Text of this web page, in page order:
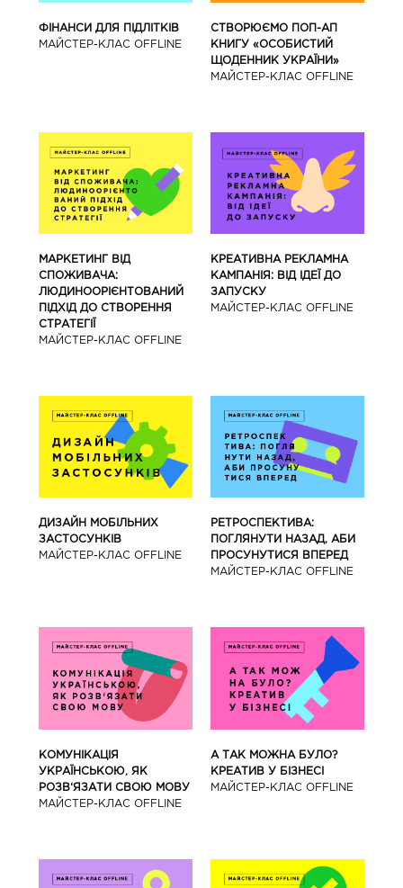
ФІНАНСИ ДЛЯ ПІДЛІТКІВ
МАЙCТЕР-КЛАС OFFLINE
СТВОРЮЄМО ПОП-АП
КНИГУ «ОСОБИСТИЙ
ЩОДЕННИК УКРАЇНИ»
МАЙCТЕР-КЛАС OFFLINE
МАРКЕТИНГ ВІД
СПОЖИВАЧА:
ЛЮДИНООРІЄНТОВАНИЙ
ПІДХІД ДО СТВОРЕННЯ
СТРАТЕГІЇ
МАЙCТЕР-КЛАС OFFLINE
КРЕАТИВНА РЕКЛАМНА
КАМПАНІЯ: ВІД ІДЕЇ ДО
ЗАПУСКУ
МАЙCТЕР-КЛАС OFFLINE
ДИЗАЙН МОБІЛЬНИХ
ЗАСТОСУНКІВ
МАЙCТЕР-КЛАС OFFLINE
РЕТРОСПЕКТИВА:
ПОГЛЯНУТИ НАЗАД, АБИ
ПРОСУНУТИСЯ ВПЕРЕД
МАЙCТЕР-КЛАС OFFLINE
КОМУНІКАЦІЯ
УКРАЇНСЬКОЮ, ЯК
РОЗВ‘ЯЗАТИ СВОЮ МОВУ
МАЙCТЕР-КЛАС OFFLINE
А ТАК МОЖНА БУЛО?
КРЕАТИВ У БІЗНЕСІ
МАЙCТЕР-КЛАС OFFLINE